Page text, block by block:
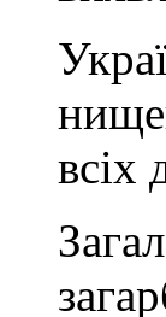
всіх